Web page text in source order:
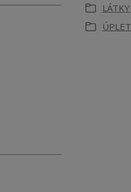
LÁTKY
ÚPLET